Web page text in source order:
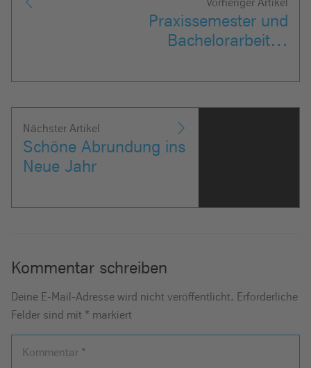
Praxissemester und
Bachelorarbeit…
Nächster Artikel
Schöne Abrundung ins
Neue Jahr
Kommentar schreiben
Deine E-Mail-Adresse wird nicht veröffentlicht. Erforderliche
Felder sind mit * markiert
Kommentar *